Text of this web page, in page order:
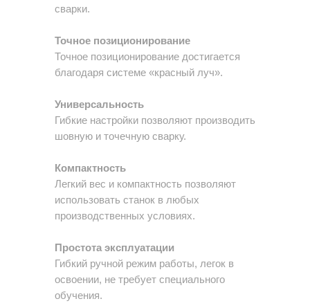
сварки.
Точное позиционирование
Точное позиционирование достигается
благодаря системе «красный луч».
Универсальность
Гибкие настройки позволяют производить
шовную и точечную сварку.
Компактность
Легкий вес и компактность позволяют
использовать станок в любых
производственных условиях.
Простота эксплуатации
Гибкий ручной режим работы, легок в
освоении, не требует специального
обучения.